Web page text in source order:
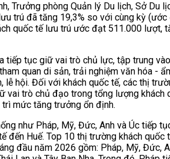
Trưởng phòng Quản lý Du lịch, Sở Du
trú đã tăng 19,3% so với cùng kỳ (ước
quốc tế lưu trú ước đạt 511.000 lượt,
tiếp tục giữ vai trò chủ lực, tập trung
quan di sản, trải nghiệm văn hóa -
lễ hội. Đối với khách quốc tế, các thị
vai trò chủ đạo trong tổng lượng khách
mức tăng trưởng ổn định.
như Pháp, Mỹ, Đức, Anh và Úc tiếp
đến Huế. Top 10 thị trường khách quốc
đầu năm 2026 gồm: Pháp, Mỹ, Đức,